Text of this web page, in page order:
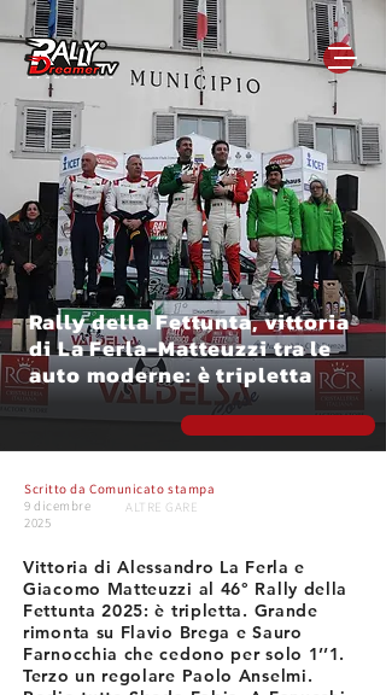
Rally della Fettunta, vittoria
di La Ferla-Matteuzzi tra le
auto moderne: è tripletta
Scritto daComunicato stampa
9 dicembre
2025
ALTRE GARE
Vittoria di Alessandro La Ferla e
Giacomo Matteuzzi al 46° Rally della
Fettunta 2025: è tripletta. Grande
rimonta su Flavio Brega e Sauro
Farnocchia che cedono per solo 1’’1.
Terzo un regolare Paolo Anselmi.